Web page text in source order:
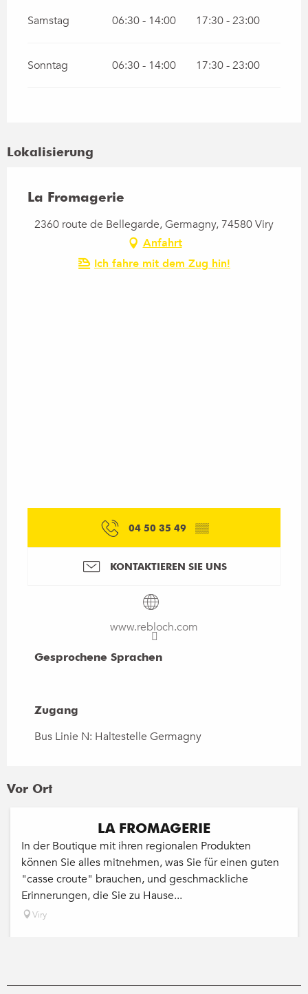
Samstag 06:30 - 14:00 17:30 - 23:00
Sonntag 06:30 - 14:00 17:30 - 23:00
Lokalisierung
La Fromagerie
2360 route de Bellegarde, Germagny, 74580 Viry
Anfahrt
Ich fahre mit dem Zug hin!
04 50 35 49 ▒▒
KONTAKTIEREN SIE UNS
www.rebloch.com
Gesprochene Sprachen
Gesprochene Sprachen
Zugang
Zugang
Bus Linie N: Haltestelle Germagny
Vor Ort
LA FROMAGERIE
In der Boutique mit ihren regionalen Produkten
können Sie alles mitnehmen, was Sie für einen guten
"casse croute" brauchen, und geschmackliche
Erinnerungen, die Sie zu Hause...
Viry